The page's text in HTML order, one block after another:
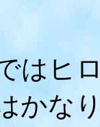
はヒ
かな